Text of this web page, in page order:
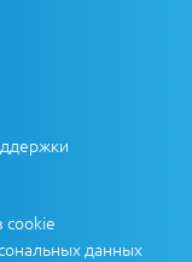
cookie
данных